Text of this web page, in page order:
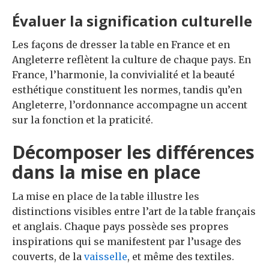
Évaluer la signification culturelle
Les façons de dresser la table en France et en
Angleterre reflètent la culture de chaque pays. En
France, l’harmonie, la convivialité et la beauté
esthétique constituent les normes, tandis qu’en
Angleterre, l’ordonnance accompagne un accent
sur la fonction et la praticité.
Décomposer les différences
dans la mise en place
La mise en place de la table illustre les
distinctions visibles entre l’art de la table français
et anglais. Chaque pays possède ses propres
inspirations qui se manifestent par l’usage des
couverts, de la vaisselle, et même des textiles.